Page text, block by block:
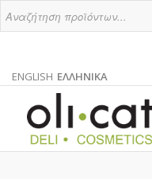
ENGLISH
ΑΓΓΛΙΚΑ
ΕΛΛΗΝΙΚΑ
ΕΛΛΗΝΙΚΑ
EL